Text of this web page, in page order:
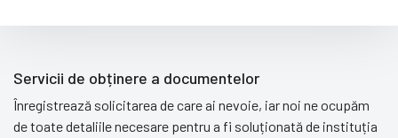
Servicii de obținere a documentelor
Înregistrează solicitarea de care ai nevoie, iar noi ne ocupăm
de toate detaliile necesare pentru a fi soluționată de instituția